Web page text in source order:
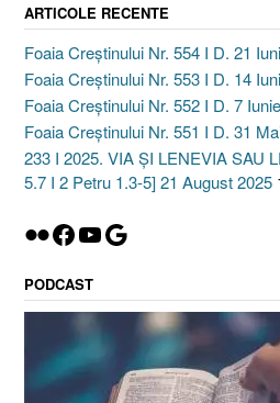
ARTICOLE RECENTE
Foaia Creștinului Nr. 554 I D. 21
Foaia Creștinului Nr. 553 I D. 14
Foaia Creștinului Nr. 552 I D. 7
Foaia Creștinului Nr. 551 I D. 31
233 I 2025. VIA ȘI LENEVIA SAU
5.7 I 2 Petru 1.3-5] 21 August 2025
Flickr
Facebook
YouTube
Google
PODCAST